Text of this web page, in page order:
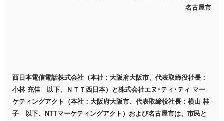
名古屋市
西日本電信電話株式会社（本社：大阪府大阪市、代表取締役社長：
小林 充佳 以下、ＮＴＴ西日本）と株式会社エヌ･ティ･ティ マー
ケティングアクト（本社：大阪府大阪市、代表取締役社長：横山 桂
子 以下、NTTマーケティングアクト）および名古屋市は、市民と